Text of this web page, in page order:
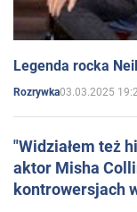
Legenda rocka
Rozrywka03.03.2025
"Widziałem też
aktor Misha
kontrowersjach